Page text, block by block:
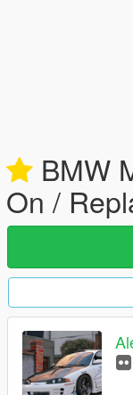
BMW
On /